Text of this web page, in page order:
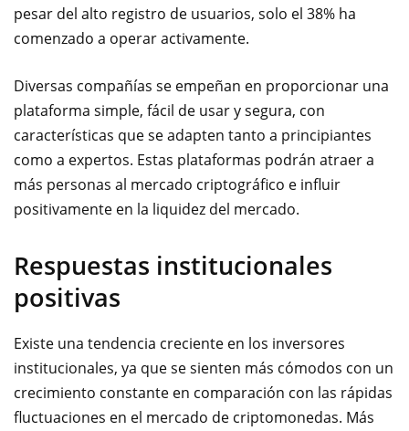
pesar del alto registro de usuarios, solo el 38% ha
comenzado a operar activamente.
Diversas compañías se empeñan en proporcionar una
plataforma simple, fácil de usar y segura, con
características que se adapten tanto a principiantes
como a expertos. Estas plataformas podrán atraer a
más personas al mercado criptográfico e influir
positivamente en la liquidez del mercado.
Respuestas institucionales
positivas
Existe una tendencia creciente en los inversores
institucionales, ya que se sienten más cómodos con un
crecimiento constante en comparación con las rápidas
fluctuaciones en el mercado de criptomonedas. Más